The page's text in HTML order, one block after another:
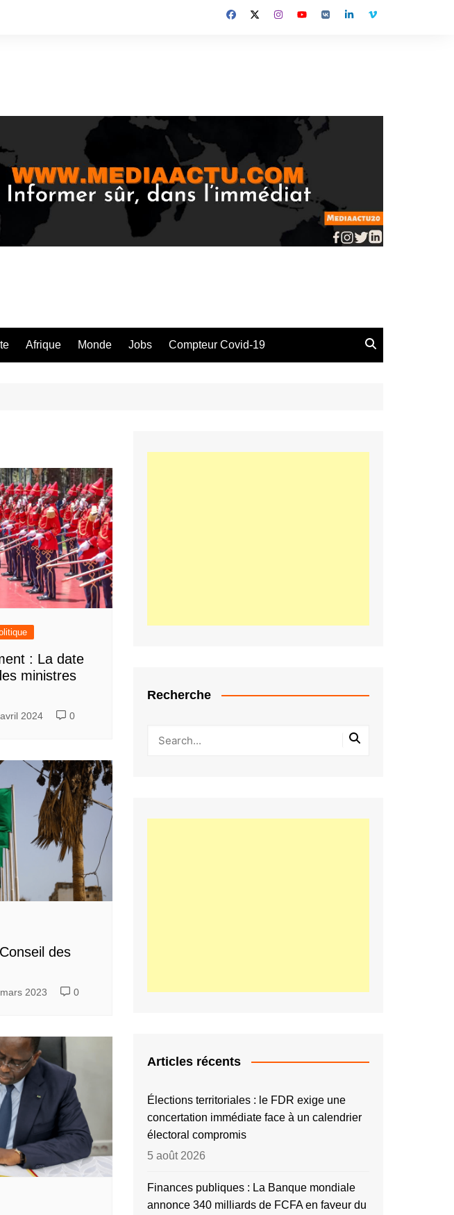
Afrique Monde Jobs Compteur Covid-19
: La date
ministres
2024 0
des
2023 0
Recherche
Articles récents
Élections territoriales : le FDR exige une
concertation immédiate face à un calendrier
électoral compromis
5 août 2026
Finances publiques : La Banque mondiale
annonce 340 milliards de FCFA en faveur du